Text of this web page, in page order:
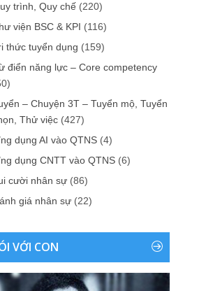
trình, Quy chế (220)
viện BSC & KPI (116)
thức tuyển dụng (159)
điển năng lực – Core competency
– Chuyện 3T – Tuyển mộ, Tuyển
Thử việc (427)
dụng AI vào QTNS (4)
dụng CNTT vào QTNS (6)
cười nhân sự (86)
giá nhân sự (22)
VỚI CON